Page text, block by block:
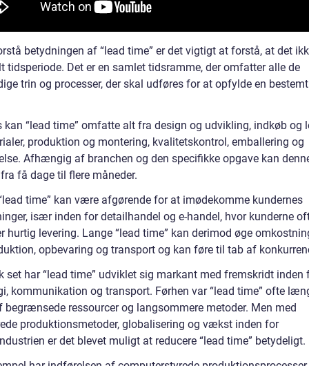
betydningen af “lead time” er det vigtigt at forstå, at det
tidsperiode. Det er en samlet tidsramme, der omfatter alle de
trin og processer, der skal udføres for at opfylde en bestemt
kan “lead time” omfatte alt fra design og udvikling, indkøb og
produktion og montering, kvalitetskontrol, emballering og
Afhængig af branchen og den specifikke opgave kan
få dage til flere måneder.
time” kan være afgørende for at imødekomme kundernes
især inden for detailhandel og e-handel, hvor kunderne
hurtig levering. Lange “lead time” kan derimod øge
opbevaring og transport og kan føre til tab af
set har “lead time” udviklet sig markant med fremskridt inden
kommunikation og transport. Førhen var “lead time” ofte
begrænsede ressourcer og langsommere metoder. Men med
produktionsmetoder, globalisering og vækst inden for
er det blevet muligt at reducere “lead time” betydeligt.